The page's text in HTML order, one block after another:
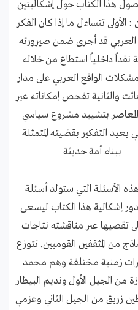
هذا الكتاب حول إشكاليتين
: الأولى تتساءل ما إذا كان الفكر
العربي قد أجرى ضمن صيرورته
نقداً داخلياً استطاع من خلاله
الواقع العربي على مدار
والثانية تفحص إمكاناته عبر
المعاصر بتشييد مشروع سياسي
يعيد التفكير بقضيته المتمثلة
ببناء أمة حديثة
الأسئلة التي ستولد أسئلة
إشكالية هذا الكتاب ليسعى
تقصيها عبر مناقشته نتاجات
من المثقفين القوميين. تتوزع
زمنية مختلفة وهم محمد
من الجيل الأول ونديم البيطار
زريق من الجيل الثاني وعزمي